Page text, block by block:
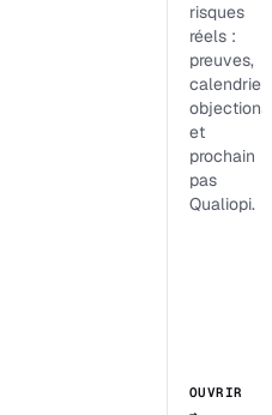
risques
réels :
preuves,
calendrier,
objections
et
prochain
pas
Qualiopi.
OUVRIR